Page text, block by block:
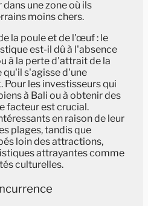
une zone où ils
moins chers.
la poule et de l'œuf : le
est-il dû à l'absence
à la perte d'attrait de la
qu'il s'agisse d'une
les investisseurs qui
à Bali ou à obtenir des
facteur est crucial.
en raison de leur
plages, tandis que
loin des attractions,
attrayantes comme
culturelles.